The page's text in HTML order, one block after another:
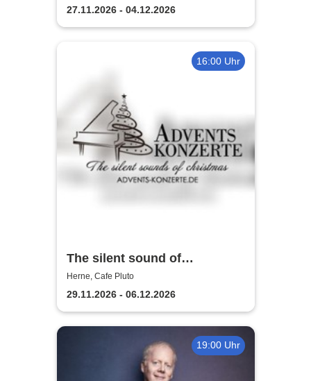
Kleines Theater Herne
27.11.2026 - 04.12.2026
16:00 Uhr
The silent sound of
Christmas 2026
Herne, Cafe Pluto
29.11.2026 - 06.12.2026
19:00 Uhr